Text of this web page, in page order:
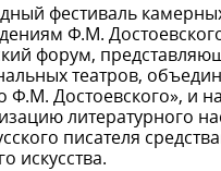
фестиваль
Ф.М.
форум,
театров,
Ф.М. Достоевского», и
литературного
писателя
искусства.